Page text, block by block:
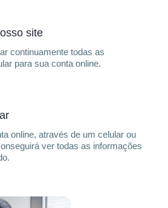
site
continuamente todas as
para sua conta online.
online, através de um celular ou
ver todas as informações